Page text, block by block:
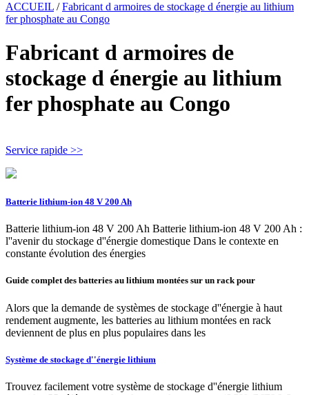
ACCUEIL /Fabricant d armoires de stockage d énergie au lithium
fer phosphate au Congo
Fabricant d armoires de
stockage d énergie au lithium
fer phosphate au Congo
Service rapide >>
Batterie lithium-ion 48 V 200 Ah
Batterie lithium-ion 48 V 200 Ah Batterie lithium-ion 48 V 200 Ah :
l''avenir du stockage d''énergie domestique Dans le contexte en
constante évolution des énergies
Guide complet des batteries au lithium montées sur un rack pour
Alors que la demande de systèmes de stockage d''énergie à haut
rendement augmente, les batteries au lithium montées en rack
deviennent de plus en plus populaires dans les
Système de stockage d''énergie lithium
Trouvez facilement votre système de stockage d''énergie lithium